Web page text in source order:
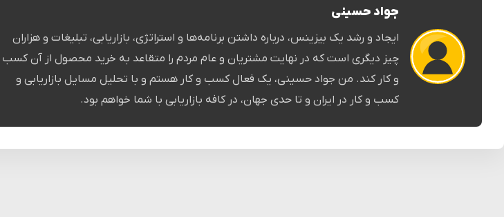
جواد حسینی
ایجاد و رشد یک بیزینس، درباره داشتن برنامه‌ها و استراتژی، بازاریابی، تبلیغات و هزاران
چیز دیگری است که در نهایت مشتریان و عام مردم را متقاعد به خرید محصول از آن کسب
و کار کند. من جواد حسینی، یک فعال کسب و کار هستم و با تحلیل مسایل بازاریابی و
کسب و کار در ایران و تا حدی جهان، در کافه بازاریابی با شما خواهم بود.